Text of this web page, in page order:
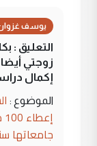
يوسف
التعليق :
زوجتي
إكمال
الموضوع :
جامعاتها